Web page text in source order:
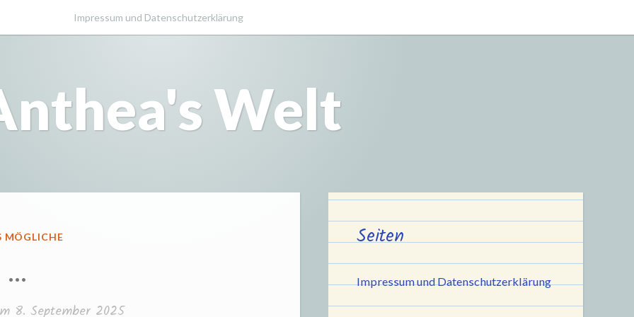
Impressum und Datenschutzerklärung
Welt
MÖGLICHE
…
8. September 2025
Seiten
Impressum und Datenschutzerklärung